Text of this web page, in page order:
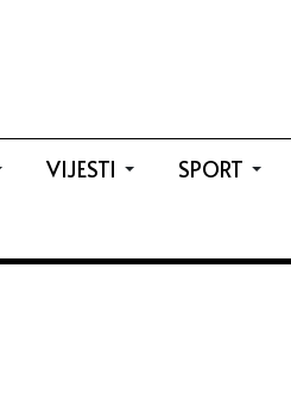
VIJESTI SPORT